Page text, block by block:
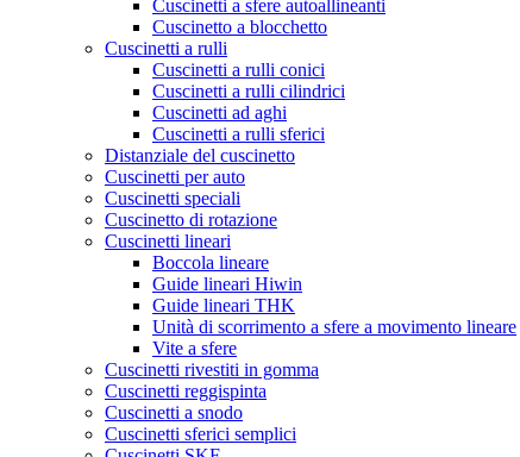
Cuscinetti a sfere autoallineanti
Cuscinetto a blocchetto
Cuscinetti a rulli
Cuscinetti a rulli conici
Cuscinetti a rulli cilindrici
Cuscinetti ad aghi
Cuscinetti a rulli sferici
Distanziale del cuscinetto
Cuscinetti per auto
Cuscinetti speciali
Cuscinetto di rotazione
Cuscinetti lineari
Boccola lineare
Guide lineari Hiwin
Guide lineari THK
Unità di scorrimento a sfere a movimento lineare
Vite a sfere
Cuscinetti rivestiti in gomma
Cuscinetti reggispinta
Cuscinetti a snodo
Cuscinetti sferici semplici